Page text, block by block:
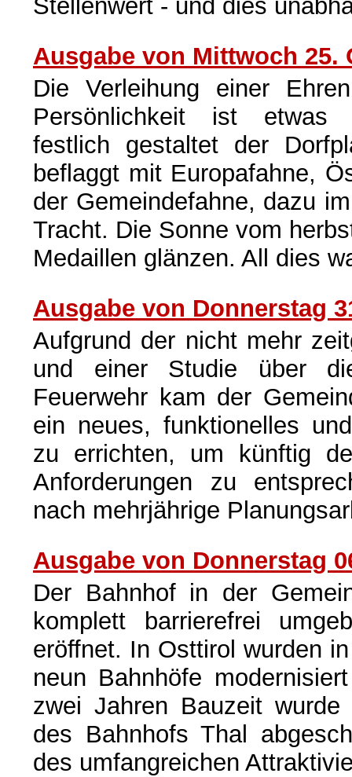
Stellenwert - und dies
Ausgabe von Mittwoch 25.
Die Verleihung einer
Persönlichkeit ist etwas
festlich gestaltet der
beflaggt mit Europafahne,
der Gemeindefahne, dazu
Tracht. Die Sonne vom
Medaillen glänzen. All dies
Ausgabe von Donnerstag
Aufgrund der nicht mehr
und einer Studie über
Feuerwehr kam der
ein neues, funktionelles
zu errichten, um künftig
Anforderungen zu
nach mehrjährige
Ausgabe von Donnerstag
Der Bahnhof in der
komplett barrierefrei
eröffnet. In Osttirol wurden
neun Bahnhöfe
zwei Jahren Bauzeit
des Bahnhofs Thal
des umfangreichen